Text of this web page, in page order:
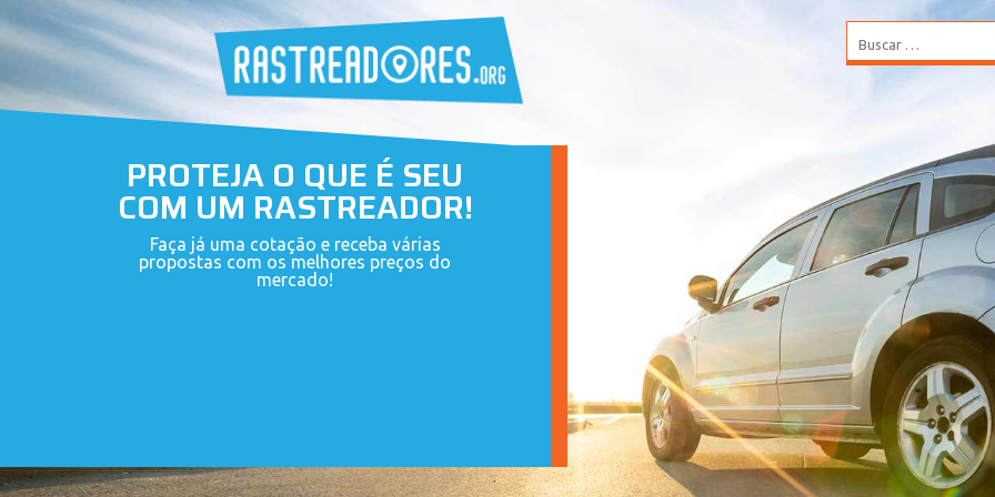
PROTEJA O QUE É SEU
COM UM RASTREADOR!
Faça já uma cotação e receba várias
propostas com os melhores preços do
mercado!